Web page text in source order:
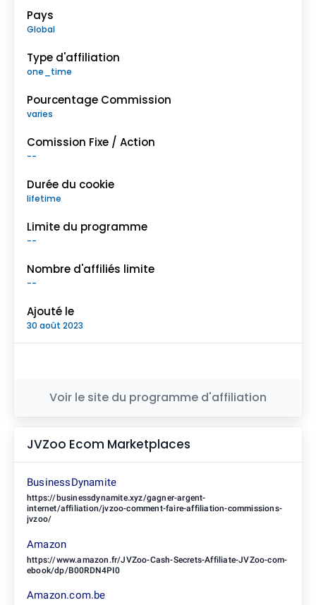
Pays
Global
Type d'affiliation
one_time
Pourcentage Commission
varies
Comission Fixe / Action
--
Durée du cookie
lifetime
Limite du programme
--
Nombre d'affiliés limite
--
Ajouté le
30 août 2023
Voir le site du programme d'affiliation
JVZoo Ecom Marketplaces
BusinessDynamite
https://businessdynamite.xyz/gagner-argent-
internet/affiliation/jvzoo-comment-faire-affiliation-commissions-
jvzoo/
Amazon
https://www.amazon.fr/JVZoo-Cash-Secrets-Affiliate-JVZoo-com-
ebook/dp/B00RDN4PI0
Amazon.com.be